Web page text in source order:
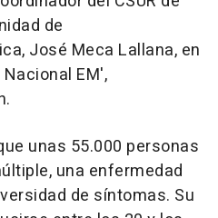
de
José Meca Lallana, en
EM',
unas 55.000 personas
una enfermedad
de síntomas. Su